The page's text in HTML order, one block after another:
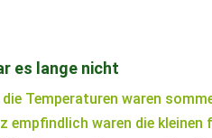
es lange nicht
Temperaturen waren
empfindlich waren die